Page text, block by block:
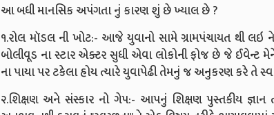
આ બધી માનસિક અપંગતા નું કારણ શું છે ખ્યાલ છે ?
૧.રોલ મૉડલ ની ખોટ:- આજે યુવાનો સામે ગ્રામપંચાયત થી લઇ
બોલીવૂડ ના સ્ટાર એક્ટર સુધી એવા લોકોની ફોજ છે જે ઈવેન્ટ
ના પાયા પર ટકેલા હોય ત્યારે યુવાપેઢી તેમનું જ અનુકરણ કરે તે
૨.શિક્ષણ અને સંસ્કાર નો ગેપ:- આપનું શિક્ષણ પુસ્તકીય